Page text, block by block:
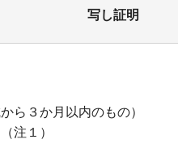
写し証明
ら３か月以内のもの）
注１）